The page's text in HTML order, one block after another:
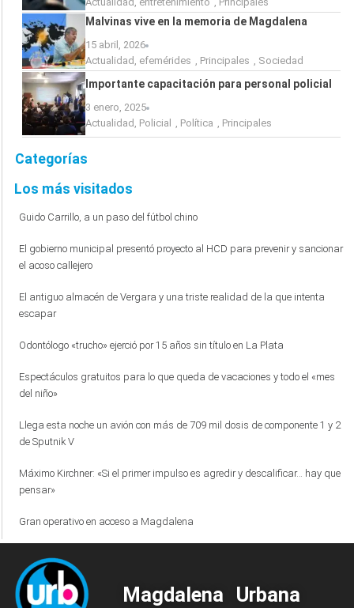
Malvinas vive en la memoria de Magdalena
15 abril, 2026
Actualidad , efemérides , Principales , Sociedad
Importante capacitación para personal policial
3 enero, 2025
Actualidad , Policial , Política , Principales
Categorías
Los más visitados
Guido Carrillo, a un paso del fútbol chino
El gobierno municipal presentó proyecto al HCD para prevenir y sancionar
el acoso callejero
El antiguo almacén de Vergara y una triste realidad de la que intenta
escapar
Odontólogo «trucho» ejerció por 15 años sin título en La Plata
Espectáculos gratuitos para lo que queda de vacaciones y todo el «mes
del niño»
Llega esta noche un avión con más de 709 mil dosis de componente 1 y 2
de Sputnik V
Máximo Kirchner: «Si el primer impulso es agredir y descalificar… hay que
pensar»
Gran operativo en acceso a Magdalena
Magdalena Urbana